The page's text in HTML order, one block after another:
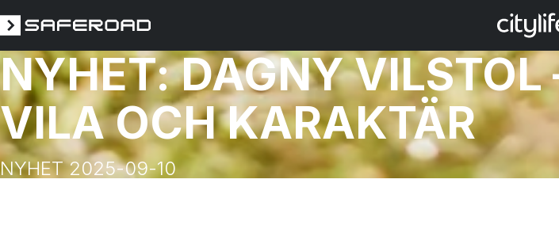
NYHET: DAGNY VILSTOL
VILA OCH KARAKTÄR
NYHET 2025-09-10